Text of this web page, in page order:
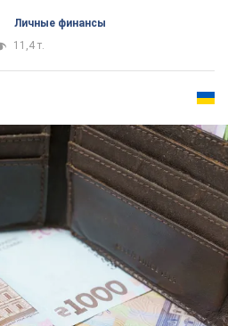
Личные финансы
11,4 т.